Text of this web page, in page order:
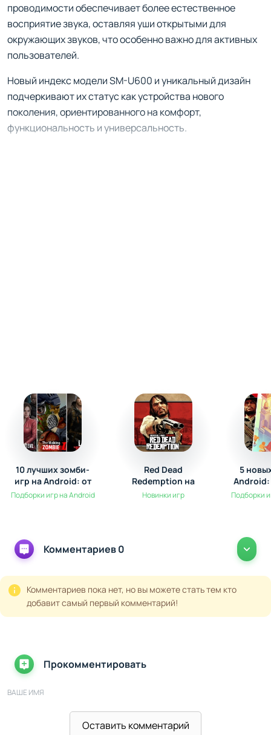
проводимости обеспечивает более естественное
восприятие звука, оставляя уши открытыми для
окружающих звуков, что особенно важно для активных
пользователей.
Новый индекс модели SM-U600 и уникальный дизайн
подчеркивают их статус как устройства нового
поколения, ориентированного на комфорт,
функциональность и универсальность.
10 лучших зомби-
игр на Android: от
выживания до
Подборки игр на Android
Red Dead
Redemption на
Android: Обзор
Новинки игр
5
Android:
Подборки
Комментариев 0
Комментариев пока нет, но вы можете стать тем кто
добавит самый первый комментарий!
Прокомментировать
ВАШЕ ИМЯ
Оставить комментарий